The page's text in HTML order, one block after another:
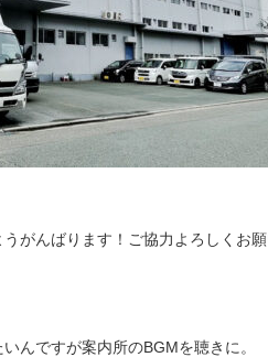
がんばります！ご協力よろしくお願
んですが案内所のBGMを聴きに。